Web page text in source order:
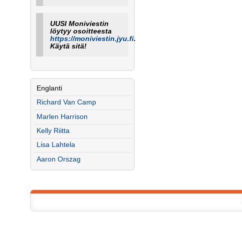
UUSI Moniviestin
löytyy osoitteesta
https://moniviestin.jyu.fi.
Käytä sitä!
Englanti
Richard Van Camp
Marlen Harrison
Kelly Riitta
Lisa Lahtela
Aaron Orszag